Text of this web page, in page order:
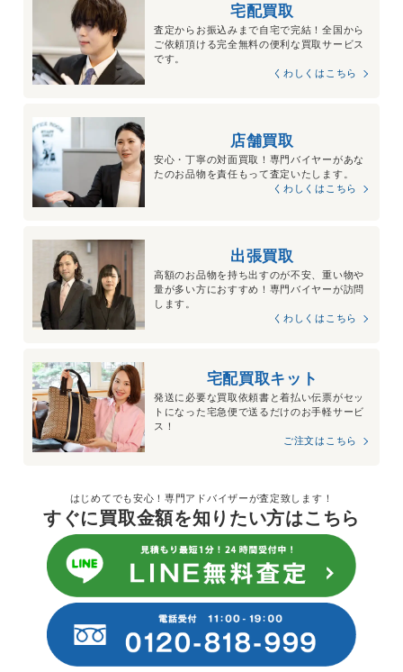
宅配買取
査定からお振込みまで自宅で完結！全国から
ご依頼頂ける完全無料の便利な買取サービス
です。
くわしくはこちら
店舗買取
安心・丁寧の対面買取！専門バイヤーがあな
たのお品物を責任もって査定いたします。
くわしくはこちら
出張買取
高額のお品物を持ち出すのが不安、重い物や
量が多い方におすすめ！専門バイヤーが訪問
します。
くわしくはこちら
宅配買取キット
発送に必要な買取依頼書と着払い伝票がセッ
トになった宅急便で送るだけのお手軽サービ
ス！
ご注文はこちら
はじめてでも安心！専門アドバイザーが査定致します！
すぐに買取金額を知りたい方はこちら